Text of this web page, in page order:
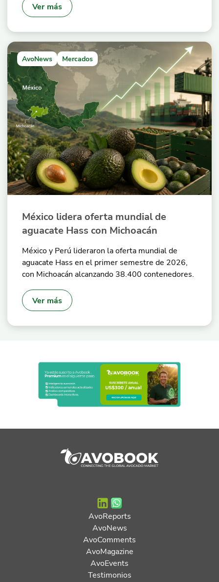
Ver más
AvoNews Mercados
México lidera oferta mundial de
aguacate Hass con Michoacán
México y Perú lideraron la oferta mundial de
aguacate Hass en el primer semestre de 2026,
con Michoacán alcanzando 38.400 contenedores.
Ver más
AvoReports
AvoNews
AvoComments
AvoMagazine
AvoEvents
Testimonios